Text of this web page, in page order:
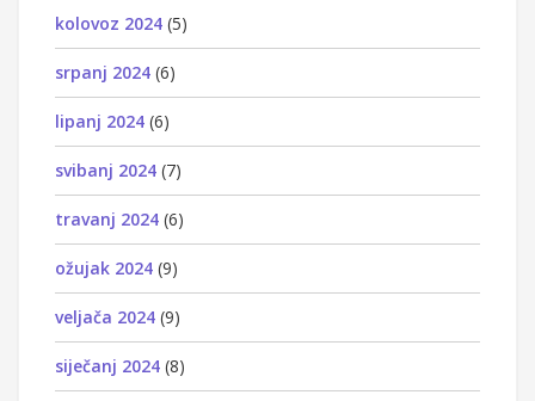
kolovoz 2024 (5)
srpanj 2024 (6)
lipanj 2024 (6)
svibanj 2024 (7)
travanj 2024 (6)
ožujak 2024 (9)
veljača 2024 (9)
siječanj 2024 (8)